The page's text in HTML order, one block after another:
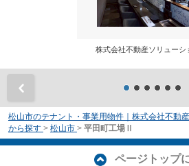
株式会社不動産ソリュー
松山市のテナント・事業用物件｜株式会社不動
から探す > 松山市 > 平田町工場Ⅱ
ページトップ